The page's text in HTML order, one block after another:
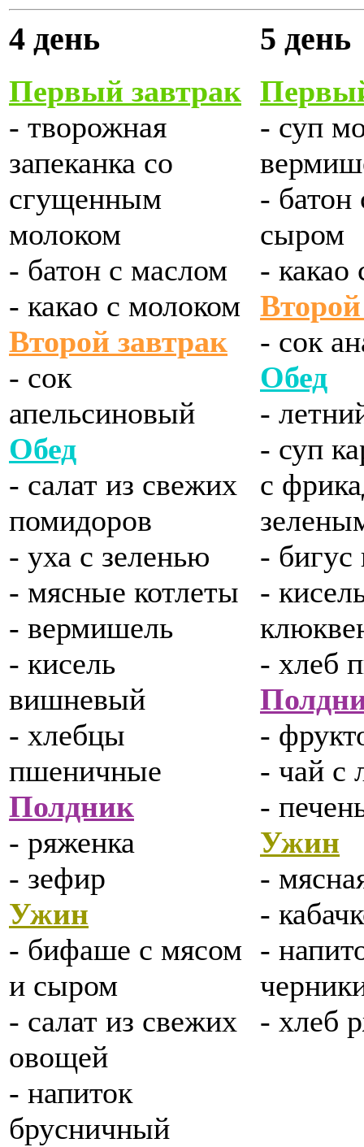
4 день
Первый завтрак
- творожная
запеканка со
сгущенным
молоком
- батон с маслом
- какао с молоком
Второй завтрак
- сок
апельсиновый
Обед
- салат из свежих
помидоров
- уха с зеленью
- мясные котлеты
- вермишель
- кисель
вишневый
- хлебцы
пшеничные
Полдник
- ряженка
- зефир
Ужин
- бифаше с мясом
и сыром
- салат из свежих
овощей
- напиток
брусничный
5 день
- суп
- батон
сыром
- какао
- сок
Обед
-
- суп
с
- бигус
-
- хлеб
-
- чай с
-
Ужин
-
-
-
- хлеб